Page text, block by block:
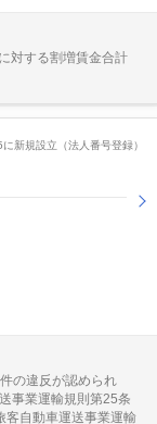
対する割増賃金合計
新規設立（法人番号登録）
の違反が認められ
事業運輸規則第25条
客自動車運送事業運輸